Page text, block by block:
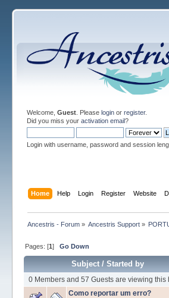
Welcome, Guest. Please loginor register.
Did you miss your activation email?
Login with username, password and session
Home Help Login Register Website
Ancestris - Forum» Ancestris Support »
Pages: [1] Go Down
Subject/ Started by
0 Members and 57 Guests are viewing this
Como reportar um erro?